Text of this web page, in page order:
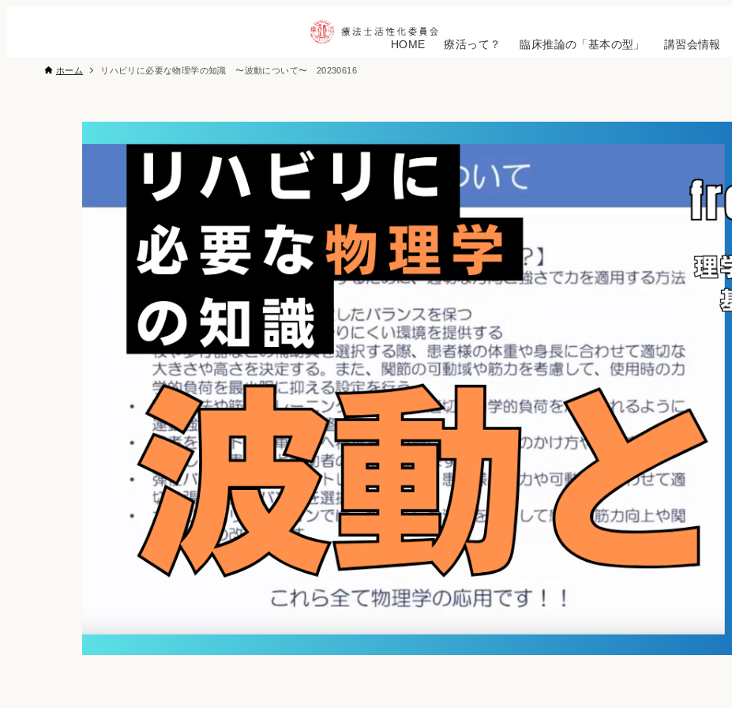
HOME 療活って？ 臨床推論の「基本の型」 講習会情報
ホーム リハビリに必要な物理学の知識 〜波動について〜 20230616